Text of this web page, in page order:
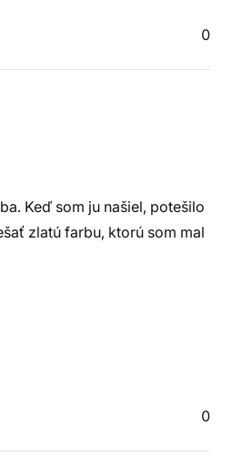
0
Keď som ju našiel, potešilo
zlatú farbu, ktorú som mal
0